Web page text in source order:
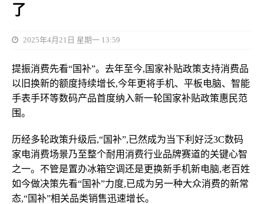
了
2025年4月21日 星期一 13:59
提振消费先看“国补”。去年至今,国家补贴政策支持消费品
以旧换新的额度持续增长,今年更将手机、平板电脑、智能
手表手环等数码产品首度纳入新一轮国家补贴政策惠民范
围。
历经多轮政策升级后,“国补”,已然成为当下利好泛3C数码
家电消费场景乃至整个耐用消费行业品牌赛道的关键心智
之一。不管是置办冰箱空调还是更换新手机新电脑,老百姓
如今做决策先看“国补”力度,已成为另一种大众消费的新常
态,“国补”相关品类销售迅速增长。